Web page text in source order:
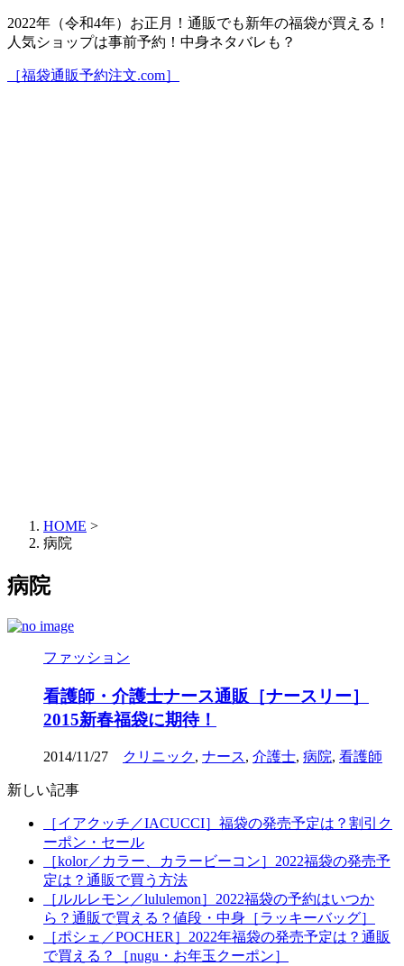
2022年（令和4年）お正月！通販でも新年の福袋が買える！
人気ショップは事前予約！中身ネタバレも？
［福袋通販予約注文.com］
HOME >
病院
病院
ファッション
看護師・介護士ナース通販［ナースリー］
2015新春福袋に期待！
2014/11/27 クリニック, ナース, 介護士, 病院, 看護師
新しい記事
［イアクッチ／IACUCCI］福袋の発売予定は？割引ク
ーポン・セール
［kolor／カラー、カラービーコン］2022福袋の発売予
定は？通販で買う方法
［ルルレモン／lululemon］2022福袋の予約はいつか
ら？通販で買える？値段・中身［ラッキーバッグ］
［ポシェ／POCHER］2022年福袋の発売予定は？通販
で買える？［nugu・お年玉クーポン］